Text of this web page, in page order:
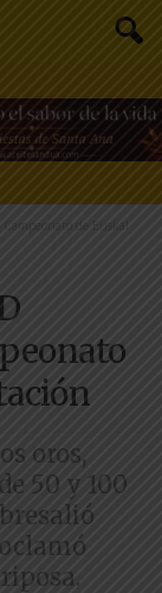
de Euskal
oros,
50 y 100